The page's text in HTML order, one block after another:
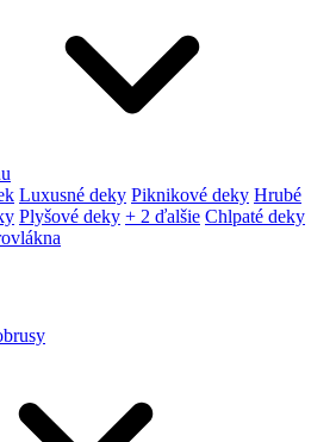
Luxusné deky Piknikové deky Hrubé
Plyšové deky + 2 ďalšie Chlpaté deky